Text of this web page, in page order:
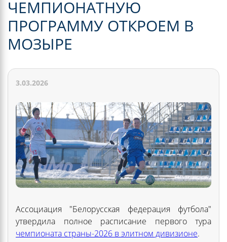
ЧЕМПИОНАТНУЮ
ПРОГРАММУ ОТКРОЕМ В
МОЗЫРЕ
3.03.2026
Ассоциация "Белорусская федерация футбола"
утвердила полное расписание первого тура
чемпионата страны-2026 в элитном дивизионе.